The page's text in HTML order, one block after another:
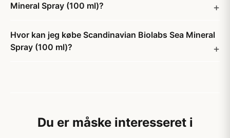
Mineral Spray (100 ml)?
Hvor kan jeg købe Scandinavian Biolabs Sea Mineral
Spray (100 ml)?
Du er måske interesseret i